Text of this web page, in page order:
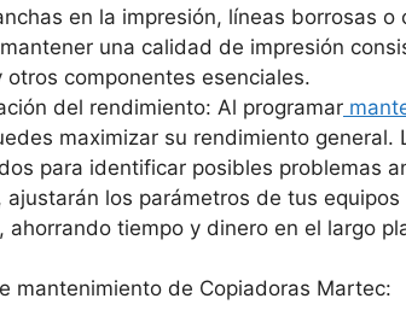
en la impresión, líneas borrosas
una calidad de impresión
otros componentes esenciales.
del rendimiento: Al programar
maximizar su rendimiento
para identificar posibles problemas
ajustarán los parámetros de tus
ahorrando tiempo y dinero en el largo
mantenimiento de Copiadoras Martec: